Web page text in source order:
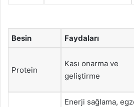
Besin Faydaları
Protein
Kası onarma ve
geliştirme
Enerji sağlama,